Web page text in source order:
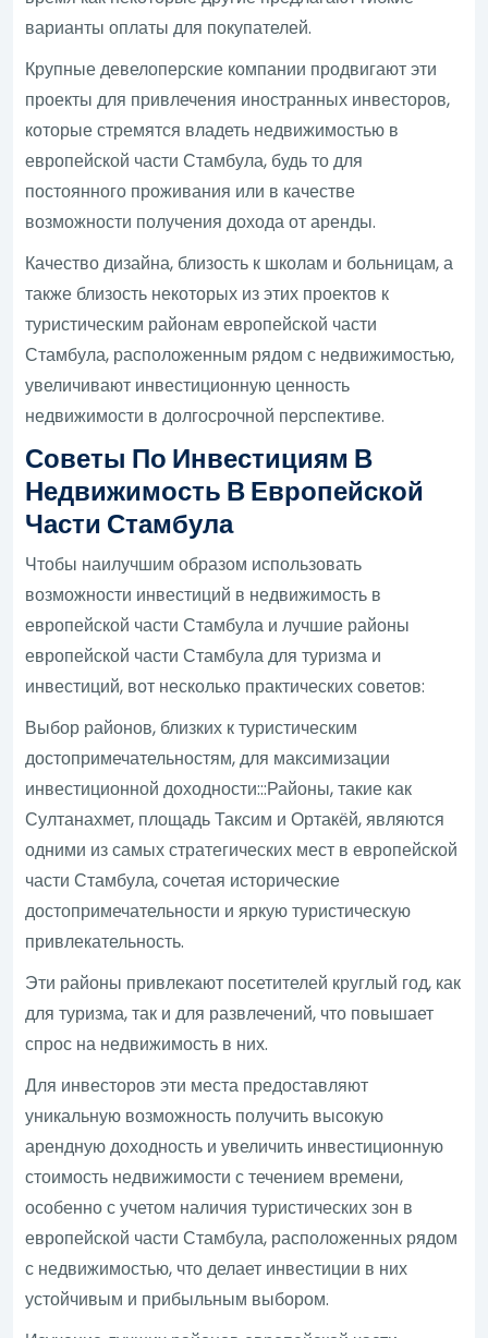
варианты оплаты для покупателей.
Крупные девелоперские компании продвигают эти
проекты для привлечения иностранных инвесторов,
которые стремятся владеть недвижимостью в
европейской части Стамбула, будь то для
постоянного проживания или в качестве
возможности получения дохода от аренды.
Качество дизайна, близость к школам и больницам, а
также близость некоторых из этих проектов к
туристическим районам европейской части
Стамбула, расположенным рядом с недвижимостью,
увеличивают инвестиционную ценность
недвижимости в долгосрочной перспективе.
Советы По Инвестициям В
Недвижимость В Европейской
Части Стамбула
Чтобы наилучшим образом использовать
возможности инвестиций в недвижимость в
европейской части Стамбула и лучшие районы
европейской части Стамбула для туризма и
инвестиций, вот несколько практических советов:
Выбор районов, близких к туристическим
достопримечательностям, для максимизации
инвестиционной доходности:::Районы, такие как
Султанахмет, площадь Таксим и Ортакёй, являются
одними из самых стратегических мест в европейской
части Стамбула, сочетая исторические
достопримечательности и яркую туристическую
привлекательность.
Эти районы привлекают посетителей круглый год, как
для туризма, так и для развлечений, что повышает
спрос на недвижимость в них.
Для инвесторов эти места предоставляют
уникальную возможность получить высокую
арендную доходность и увеличить инвестиционную
стоимость недвижимости с течением времени,
особенно с учетом наличия туристических зон в
европейской части Стамбула, расположенных рядом
с недвижимостью, что делает инвестиции в них
устойчивым и прибыльным выбором.